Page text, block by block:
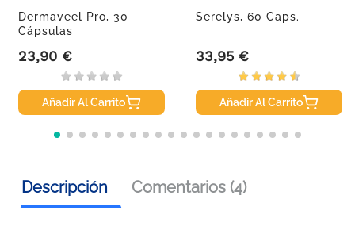
Dermaveel Pro, 30
Cápsulas
Precio
23,90 €
Añadir Al Carrito
Serelys, 60 Caps.
Precio
33,95 €
Añadir Al Carrito
Descripción Comentarios (4)